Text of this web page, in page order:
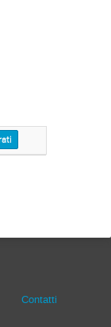
Contatti